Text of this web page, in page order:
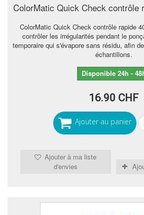
ColorMatic Quick Check contrôle
ColorMatic Quick Check contrôle rapide
contrôler les irrégularités pendant le
temporaire qui s'évapore sans résidu, afin
échantillons.
Disponible 24h -
16.90 CHF
Ajouter au panier
Ajouter à ma liste
d'envies